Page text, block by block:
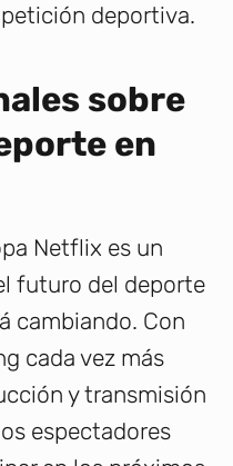
deportiva.
sobre
en
Netflix es un
futuro del deporte
cambiando. Con
cada vez más
y transmisión
espectadores